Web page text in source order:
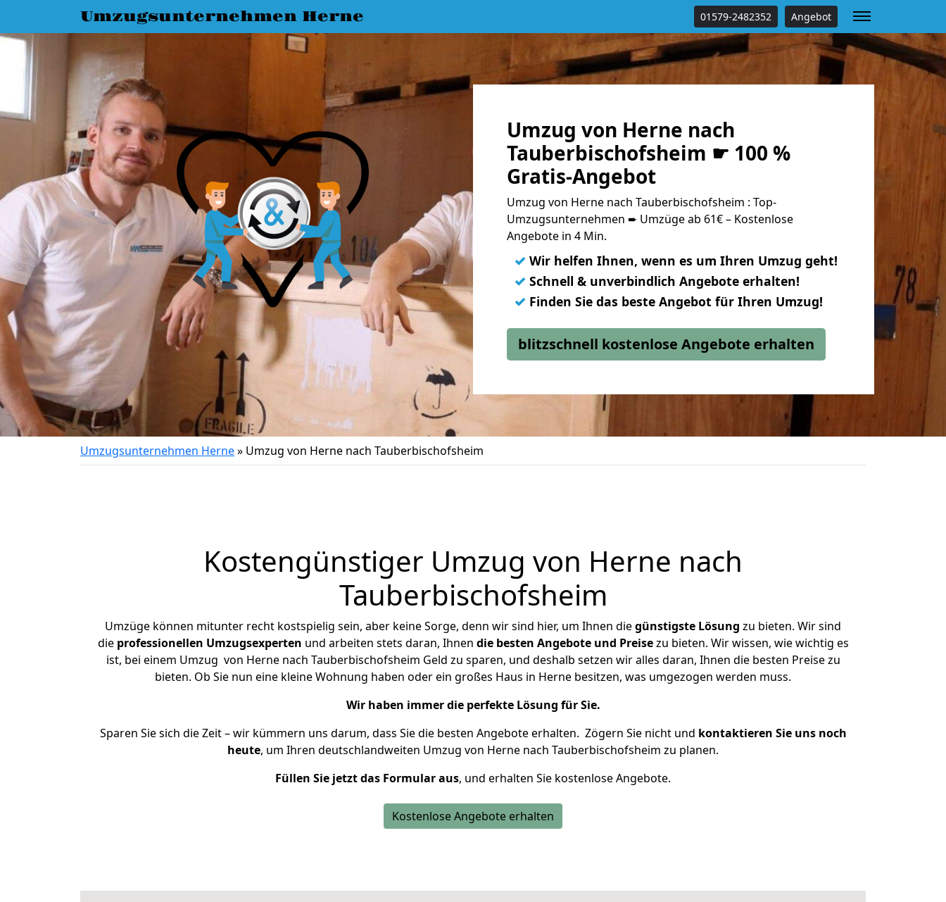
Umzugsunternehmen Herne 01579-2482352 Angebot
Umzug von Herne nach
Tauberbischofsheim ☛ 100 %
Gratis-Angebot
Umzug von Herne nach Tauberbischofsheim : Top-
Umzugsunternehmen ➨ Umzüge ab 61€ – Kostenlose
Angebote in 4 Min.
✓ Wir helfen Ihnen, wenn es um Ihren Umzug geht!
✓ Schnell & unverbindlich Angebote erhalten!
✓ Finden Sie das beste Angebot für Ihren Umzug!
blitzschnell kostenlose Angebote erhalten
Umzugsunternehmen Herne» Umzug von Herne nach Tauberbischofsheim
Kostengünstiger Umzug von Herne nach
Tauberbischofsheim
Umzüge können mitunter recht kostspielig sein, aber keine Sorge, denn wir sind hier, um Ihnen diegünstigste Lösung zu bieten. Wir sind
die professionellen Umzugsexperten und arbeiten stets daran, Ihnen die besten Angebote und Preisezu bieten. Wir wissen, wie wichtig es
ist, bei einem Umzug von Herne nach Tauberbischofsheim Geld zu sparen, und deshalb setzen wir alles daran, Ihnen die besten Preise zu
bieten. Ob Sie nun eine kleine Wohnung haben oder ein großes Haus in Herne besitzen, was umgezogen werden muss.
Wir haben immer die perfekte Lösung für Sie.
Sparen Sie sich die Zeit – wir kümmern uns darum, dass Sie die besten Angebote erhalten. Zögern Sie nicht und kontaktieren Sie uns noch
heute, um Ihren deutschlandweiten Umzug von Herne nach Tauberbischofsheim zu planen.
Füllen Sie jetzt das Formular aus, und erhalten Sie kostenlose Angebote.
Kostenlose Angebote erhalten